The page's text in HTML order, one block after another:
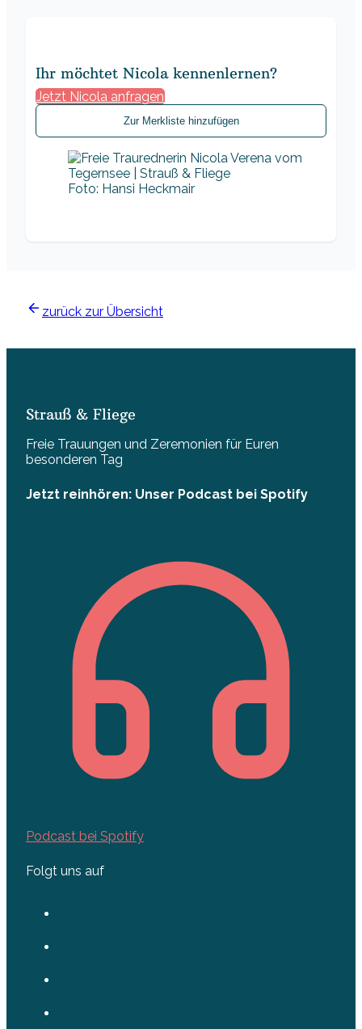
Ihr möchtet Nicola kennenlernen?
Jetzt Nicola anfragen
Zur Merkliste hinzufügen
Foto: Hansi Heckmair
zurück zur Übersicht
Strauß & Fliege
Freie Trauungen und Zeremonien für Euren
besonderen Tag
Jetzt reinhören: Unser Podcast bei Spotify
Podcast bei Spotify
Folgt uns auf